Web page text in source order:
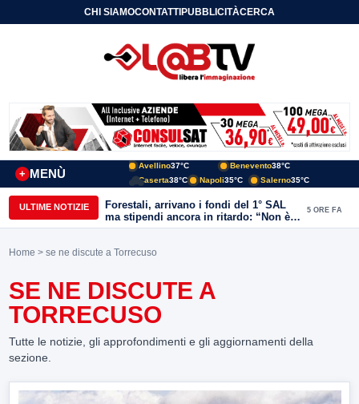
CHI SIAMOCONTATTIPUBBLICITÀCERCA
MENÙ
+
Avellino37°C Benevento38°C
Caserta38°C Napoli35°C Salerno35°C
ULTIME NOTIZIE
Forestali, arrivano i fondi del 1° SAL
ma stipendi ancora in ritardo: “Non è
più sostenibile”
5 ORE FA
Home > se ne discute a Torrecuso
SE NE DISCUTE A
TORRECUSO
Tutte le notizie, gli approfondimenti e gli aggiornamenti della
sezione.